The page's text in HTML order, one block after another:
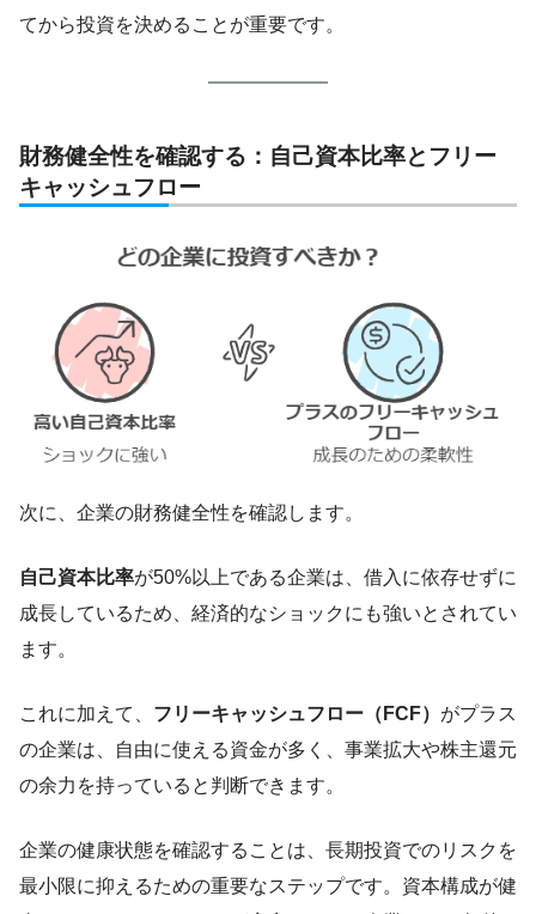
てから投資を決めることが重要です。
財務健全性を確認する：自己資本比率とフリー
キャッシュフロー
次に、企業の財務健全性を確認します。
自己資本比率が50%以上である企業は、借入に依存せずに
成長しているため、経済的なショックにも強いとされてい
ます。
これに加えて、 フリーキャッシュフロー（FCF） がプラス
の企業は、自由に使える資金が多く、事業拡大や株主還元
の余力を持っていると判断できます。
企業の健康状態を確認することは、長期投資でのリスクを
最小限に抑えるための重要なステップです。資本構成が健